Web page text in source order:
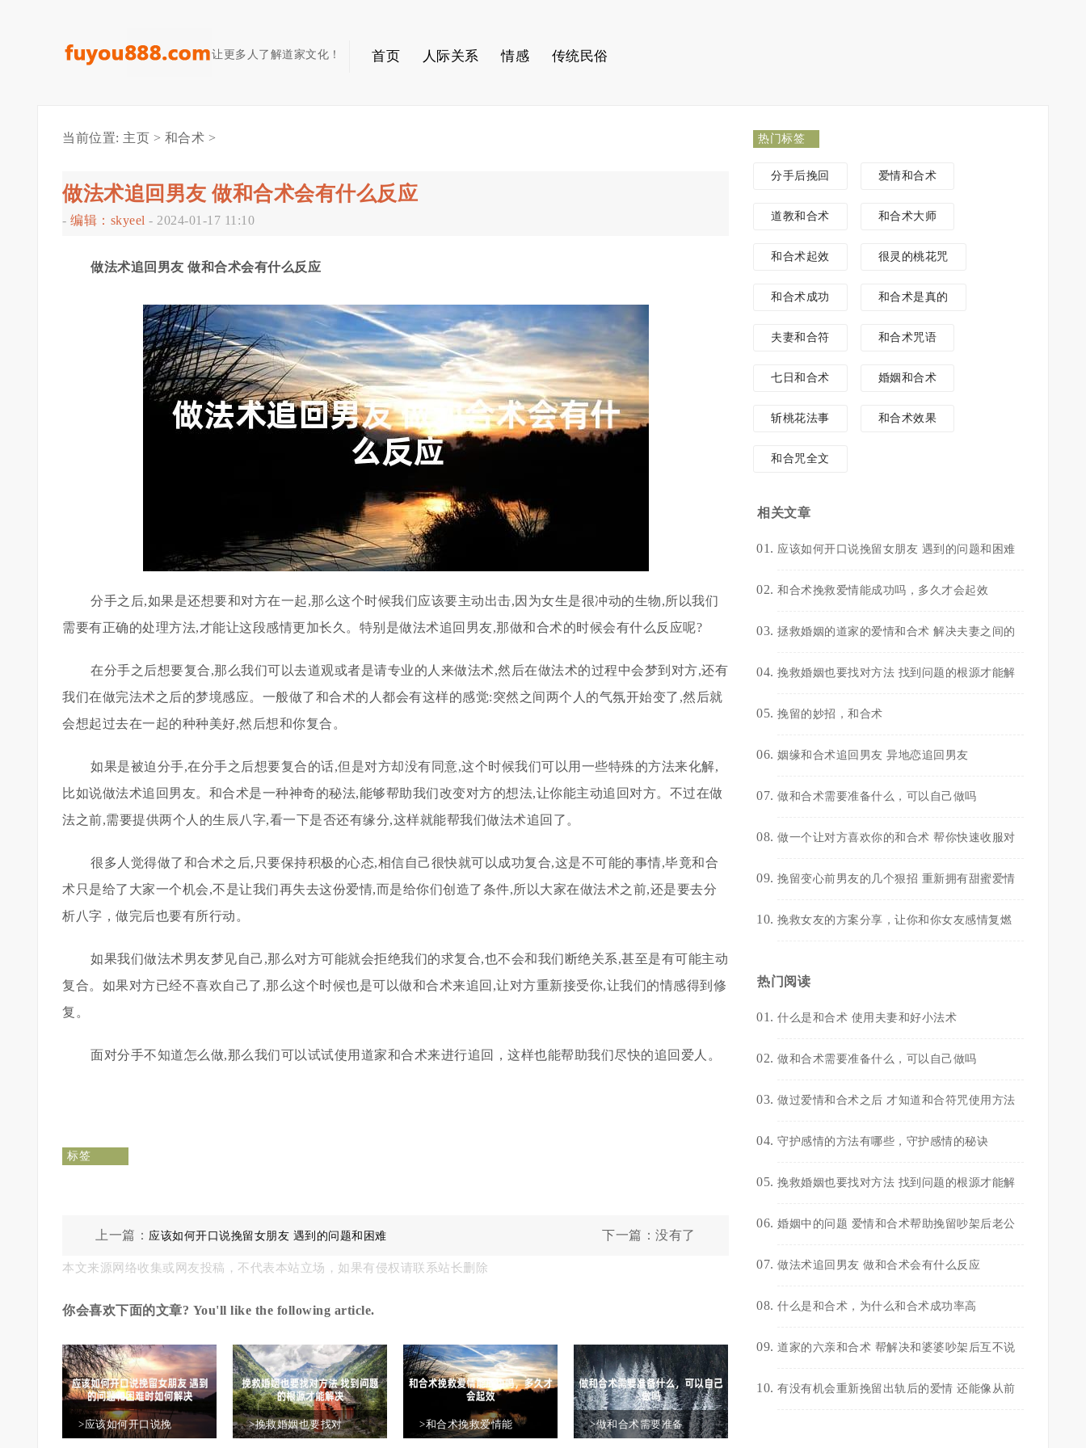
让更多人了解道家文化！ 首页 人际关系 情感 传统民俗
当前位置: 主页 > 和合术 >
做法术追回男友 做和合术会有什么反应
- 编辑：skyeel - 2024-01-17 11:10
做法术追回男友 做和合术会有什么反应
分手之后,如果是还想要和对方在一起,那么这个时候我们应该要主动出击,因为女生是很冲动的生物,所以我们
需要有正确的处理方法,才能让这段感情更加长久。特别是做法术追回男友,那做和合术的时候会有什么反应呢?
在分手之后想要复合,那么我们可以去道观或者是请专业的人来做法术,然后在做法术的过程中会梦到对方,还有
我们在做完法术之后的梦境感应。一般做了和合术的人都会有这样的感觉:突然之间两个人的气氛开始变了,然后就
会想起过去在一起的种种美好,然后想和你复合。
如果是被迫分手,在分手之后想要复合的话,但是对方却没有同意,这个时候我们可以用一些特殊的方法来化解,
比如说做法术追回男友。和合术是一种神奇的秘法,能够帮助我们改变对方的想法,让你能主动追回对方。不过在做
法之前,需要提供两个人的生辰八字,看一下是否还有缘分,这样就能帮我们做法术追回了。
很多人觉得做了和合术之后,只要保持积极的心态,相信自己很快就可以成功复合,这是不可能的事情,毕竟和合
术只是给了大家一个机会,不是让我们再失去这份爱情,而是给你们创造了条件,所以大家在做法术之前,还是要去分
析八字，做完后也要有所行动。
如果我们做法术男友梦见自己,那么对方可能就会拒绝我们的求复合,也不会和我们断绝关系,甚至是有可能主动
复合。如果对方已经不喜欢自己了,那么这个时候也是可以做和合术来追回,让对方重新接受你,让我们的情感得到修
复。
面对分手不知道怎么做,那么我们可以试试使用道家和合术来进行追回，这样也能帮助我们尽快的追回爱人。
标签
上一篇： 应该如何开口说挽留女朋友 遇到的问题和困难
时如何解决
下一篇：没有了
本文来源网络收集或网友投稿，不代表本站立场，如果有侵权请联系站长删除
你会喜欢下面的文章? You'll like the following article.
>应该如何开口说挽 >挽救婚姻也要找对 >和合术挽救爱情能 >做和合术需要准备
热门标签
分手后挽回 爱情和合术
道教和合术 和合术大师
和合术起效 很灵的桃花咒
和合术成功 和合术是真的
夫妻和合符 和合术咒语
七日和合术 婚姻和合术
斩桃花法事 和合术效果
和合咒全文
相关文章
应该如何开口说挽留女朋友 遇到的问题和困难
和合术挽救爱情能成功吗，多久才会起效
拯救婚姻的道家的爱情和合术 解决夫妻之间的
挽救婚姻也要找对方法 找到问题的根源才能解
挽留的妙招，和合术
姻缘和合术追回男友 异地恋追回男友
做和合术需要准备什么，可以自己做吗
做一个让对方喜欢你的和合术 帮你快速收服对
挽留变心前男友的几个狠招 重新拥有甜蜜爱情
挽救女友的方案分享，让你和你女友感情复燃
热门阅读
什么是和合术 使用夫妻和好小法术
做和合术需要准备什么，可以自己做吗
做过爱情和合术之后 才知道和合符咒使用方法
守护感情的方法有哪些，守护感情的秘诀
挽救婚姻也要找对方法 找到问题的根源才能解
婚姻中的问题 爱情和合术帮助挽留吵架后老公
做法术追回男友 做和合术会有什么反应
什么是和合术，为什么和合术成功率高
道家的六亲和合术 帮解决和婆婆吵架后互不说
有没有机会重新挽留出轨后的爱情 还能像从前